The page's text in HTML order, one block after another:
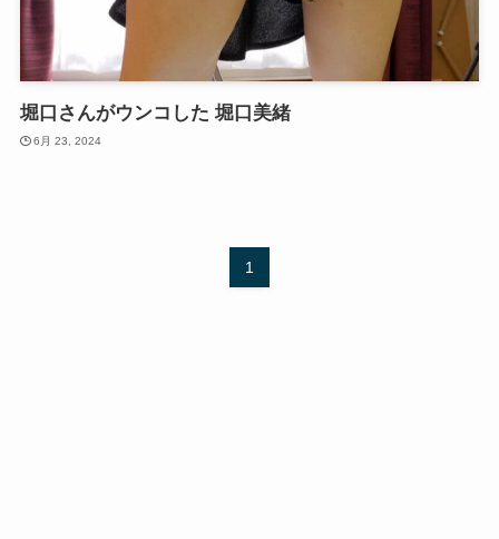
堀口さんがウンコした 堀口美緒
6月 23, 2024
1